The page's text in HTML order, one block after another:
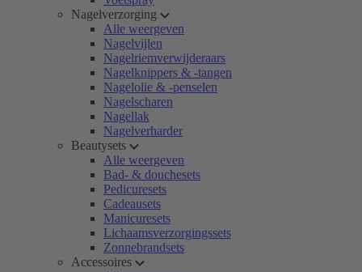
Nagelverzorging
Alle weergeven
Nagelvijlen
Nagelriemverwijderaars
Nagelknippers & -tangen
Nagelolie & -penselen
Nagelscharen
Nagellak
Nagelverharder
Beautysets
Alle weergeven
Bad- & douchesets
Pedicuresets
Cadeausets
Manicuresets
Lichaamsverzorgingssets
Zonnebrandsets
Accessoires